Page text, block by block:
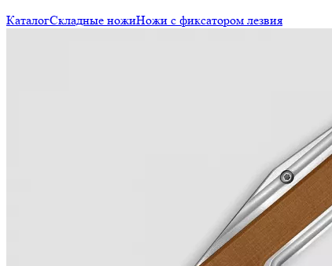
КаталогСкладные ножиНожи с фиксатором лезвия